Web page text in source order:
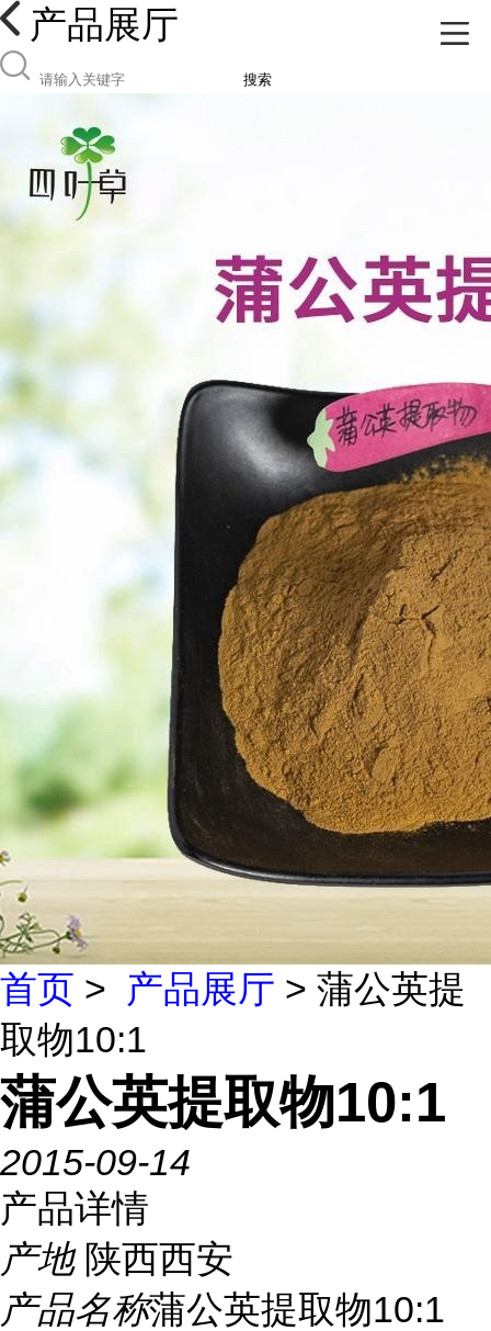
产品展厅
搜索
首页 > 产品展厅 > 蒲公英提
取物10:1
蒲公英提取物10:1
2015-09-14
产品详情
产地 陕西西安
产品名称蒲公英提取物10:1